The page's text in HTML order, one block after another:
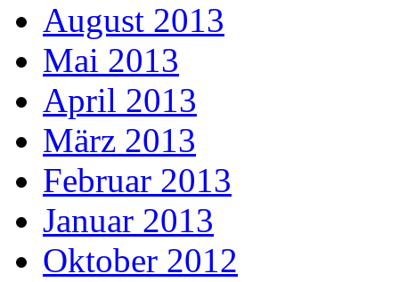
August 2013
Mai 2013
April 2013
März 2013
Februar 2013
Januar 2013
Oktober 2012